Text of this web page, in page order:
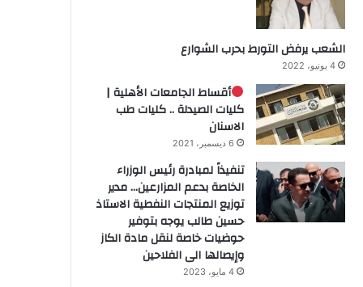
الشعب يرفض التورط بحرب الشوارع
4 يونيو، 2022
أقساط الجامعات الأهلية |
كليات الصيدلة .. كليات طب
الاسنان
6 ديسمبر، 2021
تنفيذاً لمبادرة رئيس الوزراء
الخاصة بدعم المزارعين… مدير
توزيع المنتجات النفطية الاستاذ
حسين طالب يوجه بتوفير
حوضيات خاصة لنقل مادة الكاز
وإيصالها الى الفلاحين
4 مايو، 2023